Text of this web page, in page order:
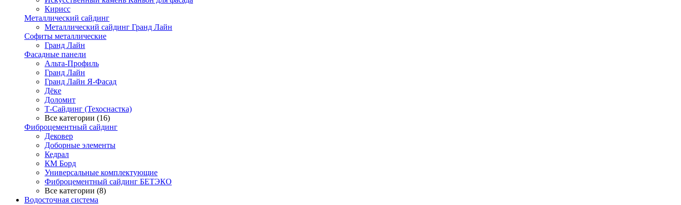
Кирисс
Металлический сайдинг
Металлический сайдинг Гранд Лайн
Софиты металлические
Гранд Лайн
Фасадные панели
Альта-Профиль
Гранд Лайн
Гранд Лайн Я-Фасад
Дёке
Доломит
Т-Сайдинг (Техоснастка)
Все категории (16)
Фиброцементный сайдинг
Дековер
Доборные элементы
Кедрал
КМ Борд
Универсальные комплектующие
Фиброцементный сайдинг БЕТЭКО
Все категории (8)
Водосточная система